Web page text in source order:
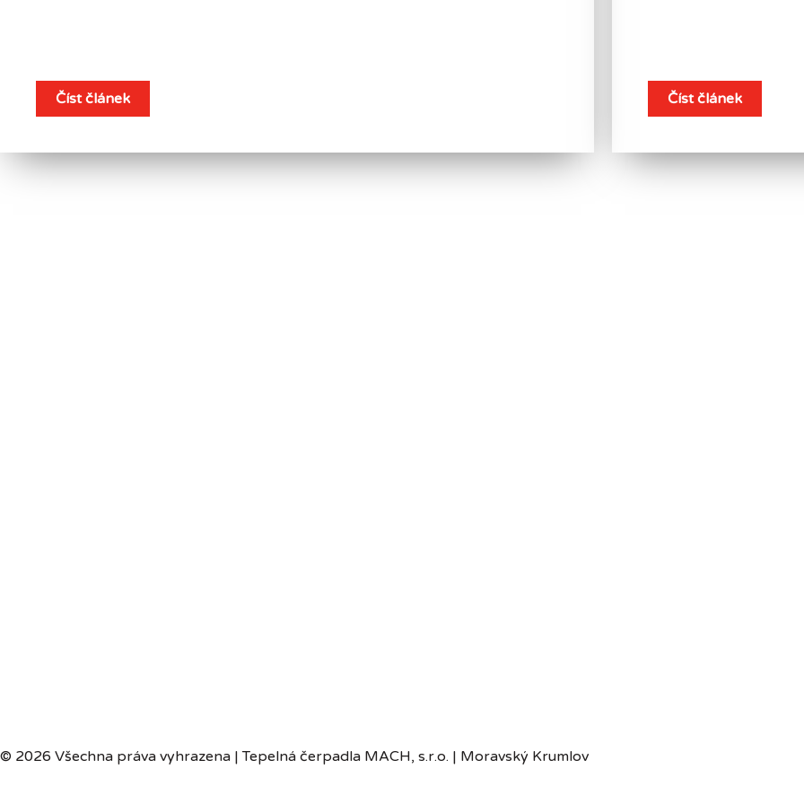
Číst článek Číst článek
© 2026 Všechna práva vyhrazena | Tepelná čerpadla MACH, s.r.o. | Moravský Krumlov